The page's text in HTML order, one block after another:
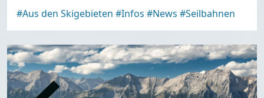
#Aus den Skigebieten #Infos #News #Seilbahnen